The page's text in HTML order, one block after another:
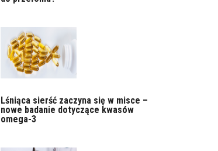
Lśniąca sierść zaczyna się w misce –
nowe badanie dotyczące kwasów
omega-3